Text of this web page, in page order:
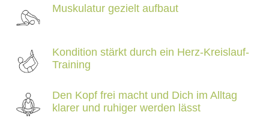
Muskulatur gezielt aufbaut
Kondition stärkt durch ein Herz-Kreislauf-
Training
Den Kopf frei macht und Dich im Alltag
klarer und ruhiger werden lässt